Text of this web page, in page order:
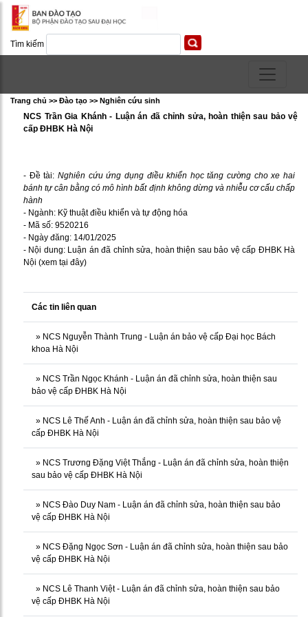
Tìm kiếm
Trang chủ >> Ðào tạo >> Nghiên cứu sinh
NCS Trần Gia Khánh - Luận án đã chỉnh sửa, hoàn thiện sau bảo vệ
cấp ĐHBK Hà Nội
- Đề tài: Nghiên cứu ứng dụng điều khiển học tăng cường cho xe hai
bánh tự cân bằng có mô hình bất định không dừng và nhiễu cơ cấu chấp
hành
- Ngành: Kỹ thuật điều khiển và tự động hóa
- Mã số: 9520216
- Ngày đăng: 14/01/2025
- Nội dung: Luận án đã chỉnh sửa, hoàn thiện sau bảo vệ cấp ĐHBK Hà
Nội (xem tại đây)
Các tin liên quan
» NCS Nguyễn Thành Trung - Luận án bảo vệ cấp Đại học Bách
khoa Hà Nội
» NCS Trần Ngọc Khánh - Luận án đã chỉnh sửa, hoàn thiện sau
bảo vệ cấp ĐHBK Hà Nội
» NCS Lê Thế Anh - Luận án đã chỉnh sửa, hoàn thiện sau bảo vệ
cấp ĐHBK Hà Nội
» NCS Trương Đặng Việt Thắng - Luận án đã chỉnh sửa, hoàn thiện
sau bảo vệ cấp ĐHBK Hà Nội
» NCS Đào Duy Nam - Luận án đã chỉnh sửa, hoàn thiện sau bảo
vệ cấp ĐHBK Hà Nội
» NCS Đặng Ngọc Sơn - Luận án đã chỉnh sửa, hoàn thiện sau bảo
vệ cấp ĐHBK Hà Nội
» NCS Lê Thanh Việt - Luận án đã chỉnh sửa, hoàn thiện sau bảo
vệ cấp ĐHBK Hà Nội